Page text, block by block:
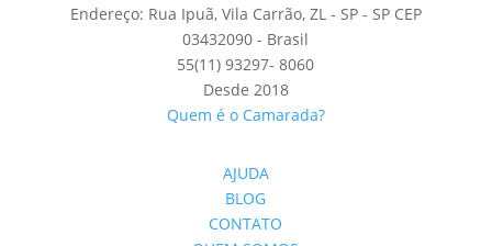
Endereço: Rua Ipuã, Vila Carrão, ZL - SP - SP CEP
03432090 - Brasil
55(11) 93297- 8060
Desde 2018
Quem é o Camarada?
AJUDA
BLOG
CONTATO